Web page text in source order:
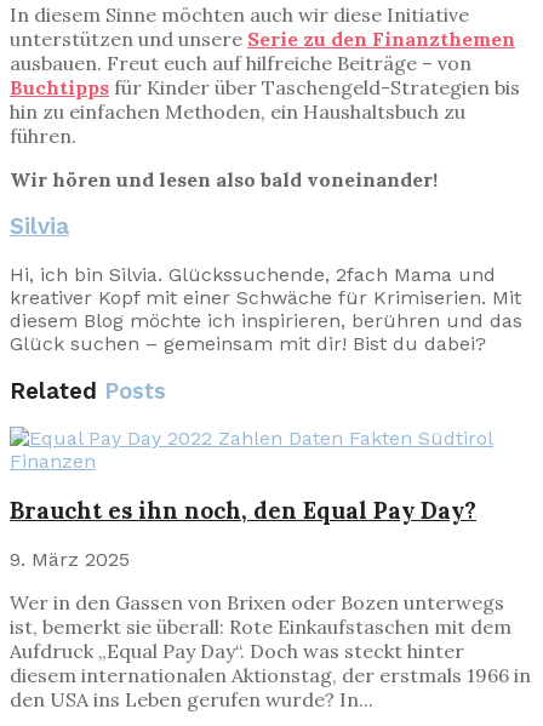
In diesem Sinne möchten auch wir diese Initiative
unterstützen und unsere Serie zu den Finanzthemen
ausbauen. Freut euch auf hilfreiche Beiträge – von
Buchtipps für Kinder über Taschengeld-Strategien bis
hin zu einfachen Methoden, ein Haushaltsbuch zu
führen.
Wir hören und lesen also bald voneinander!
Silvia
Hi, ich bin Silvia. Glückssuchende, 2fach Mama und
kreativer Kopf mit einer Schwäche für Krimiserien. Mit
diesem Blog möchte ich inspirieren, berühren und das
Glück suchen – gemeinsam mit dir! Bist du dabei?
Related Posts
Finanzen
Braucht es ihn noch, den Equal Pay Day?
9. März 2025
Wer in den Gassen von Brixen oder Bozen unterwegs
ist, bemerkt sie überall: Rote Einkaufstaschen mit dem
Aufdruck „Equal Pay Day“. Doch was steckt hinter
diesem internationalen Aktionstag, der erstmals 1966 in
den USA ins Leben gerufen wurde? In...